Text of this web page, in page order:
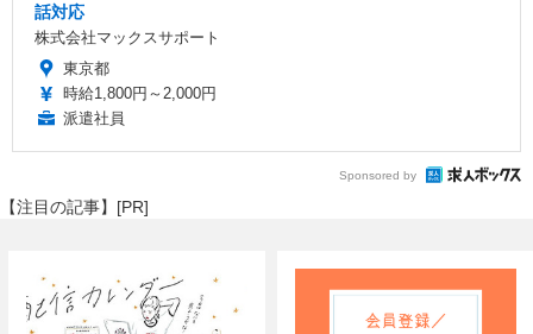
話対応
株式会社マックスサポート
東京都
時給1,800円～2,000円
派遣社員
Sponsored by
【注目の記事】[PR]